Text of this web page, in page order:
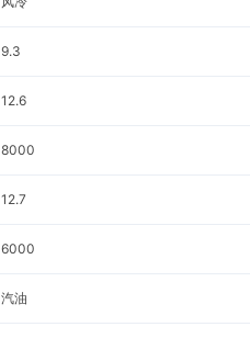
9.3
12.6
8000
12.7
6000
汽油